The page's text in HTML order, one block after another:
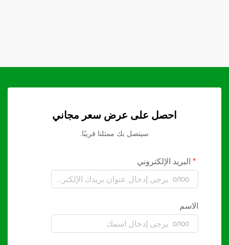
احصل على عرض سعر مجاني
سيتصل بك ممثلنا قريبًا.
البريد الإلكتروني
0/100
الاسم
0/100